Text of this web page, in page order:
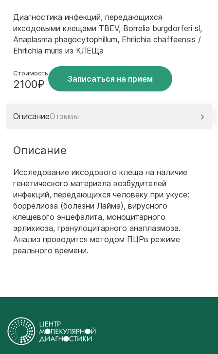
Диагностика инфекций, передающихся
иксодовыми клещами TBEV, Borrelia burgdorferi sl,
Anaplasma phagocytophillum, Ehrlichia chaffeensis /
Ehrlichia muris из КЛЕЩа
Стоимость
2100₽ Записаться на прием
ОписаниеОтзывы
Описание
Исследование иксодового клеща на наличие
генетического материала возбудителей
инфекций, передающихся человеку при укусе:
боррелиоза (болезни Лайма), вирусного
клещевого энцефалита, моноцитарного
эрлихиоза, гранулоцитарного анаплазмоза.
Анализ проводится методом ПЦРв режиме
реального времени.